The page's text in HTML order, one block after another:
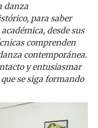
danza
para saber
desde sus
comprenden
contemporánea.
y entusiasmar
se siga formando